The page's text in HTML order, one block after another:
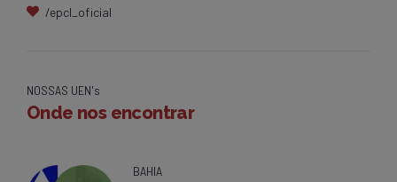
/epcl_oficial
NOSSAS UEN's
Onde nos encontrar
BAHIA